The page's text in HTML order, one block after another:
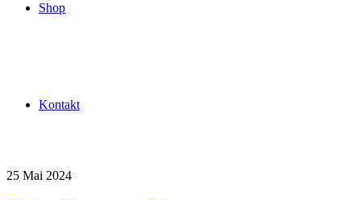
Shop
Kontakt
25 Mai 2024